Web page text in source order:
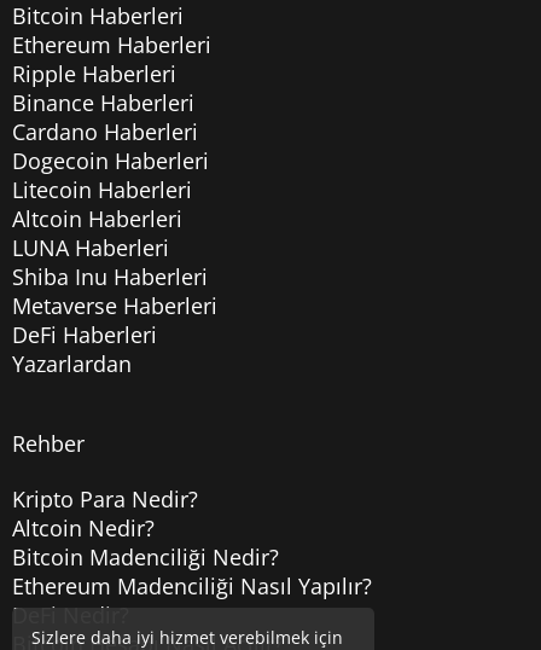
Bitcoin Haberleri
Ethereum Haberleri
Ripple Haberleri
Binance Haberleri
Cardano Haberleri
Dogecoin Haberleri
Litecoin Haberleri
Altcoin Haberleri
LUNA Haberleri
Shiba Inu Haberleri
Metaverse Haberleri
DeFi Haberleri
Yazarlardan
Rehber
Kripto Para Nedir?
Altcoin Nedir?
Bitcoin Madenciliği Nedir?
Ethereum Madenciliği Nasıl Yapılır?
DeFi Nedir?
Sizlere daha iyi hizmet verebilmek için